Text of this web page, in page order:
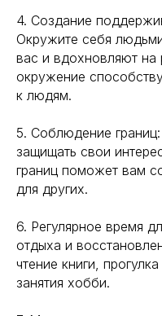
4. Создание
Окружите себя
вас и вдохновляют на
окружение
к людям.
5. Соблюдение границ:
защищать свои
границ поможет вам
для других.
6. Регулярное время
отдыха и
чтение книги,
занятия хобби.